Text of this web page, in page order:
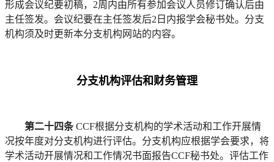
形成会议纪要初稿，2周内由所有参加会议人员修订确认后由
主任签发。会议纪要在主任签发后2日内报学会秘书处。分支
机构须及时更新本分支机构 网站的内容。
分支机构评估和财务管理
第二十四条CCF根据分支机构的学术活动和工作开展情
况按年度对分支机构进行评估。分支机构应根据学会要求，将
学术活动开展情况和工作情况书面报告CCF秘书处。评估工作